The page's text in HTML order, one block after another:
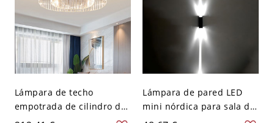
Lámpara de techo
empotrada de cilindro de
cristal negro con pantalla
Lámpara de pared LED
mini nórdica para sala de
estar, moderna y simple,